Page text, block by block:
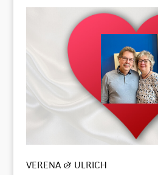
VERENA & ULRICH